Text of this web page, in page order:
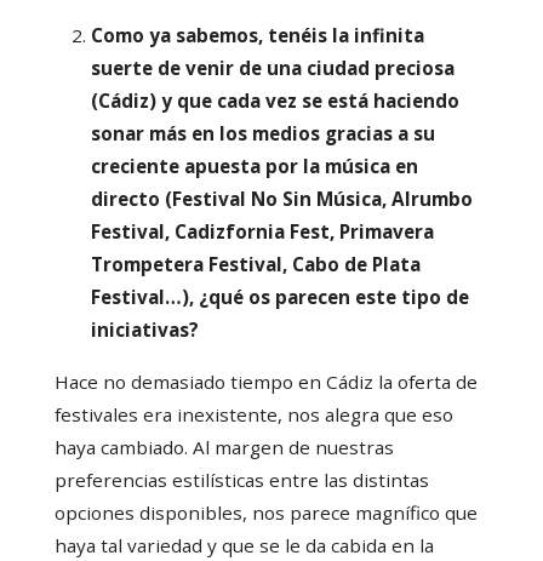
Como ya sabemos, tenéis la infinita
suerte de venir de una ciudad preciosa
(Cádiz) y que cada vez se está haciendo
sonar más en los medios gracias a su
creciente apuesta por la música en
directo (Festival No Sin Música, Alrumbo
Festival, Cadizfornia Fest, Primavera
Trompetera Festival, Cabo de Plata
Festival…), ¿qué os parecen este tipo de
iniciativas?
Hace no demasiado tiempo en Cádiz la oferta de
festivales era inexistente, nos alegra que eso
haya cambiado. Al margen de nuestras
preferencias estilísticas entre las distintas
opciones disponibles, nos parece magnífico que
haya tal variedad y que se le da cabida en la